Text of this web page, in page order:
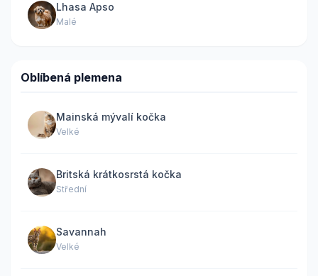
Lhasa Apso
Malé
Oblíbená plemena
Mainská mývalí kočka
Velké
Britská krátkosrstá kočka
Střední
Savannah
Velké